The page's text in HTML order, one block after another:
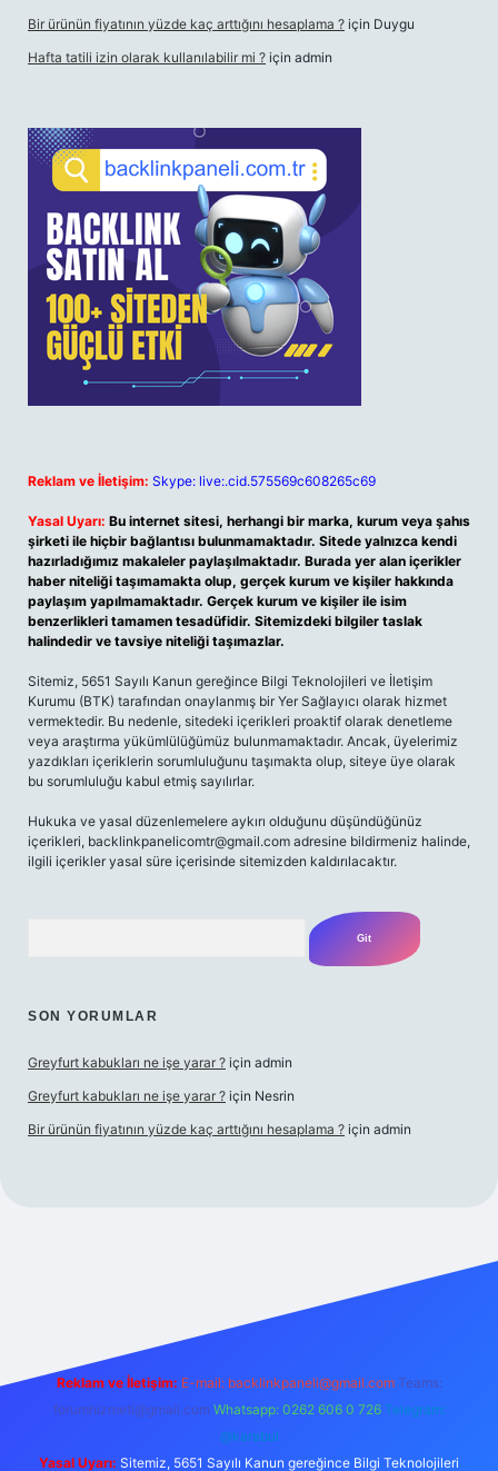
Bir ürünün fiyatının yüzde kaç arttığını hesaplama ? için Duygu
Hafta tatili izin olarak kullanılabilir mi ? için admin
Reklam ve İletişim: Skype: live:.cid.575569c608265c69
Yasal Uyarı: Bu internet sitesi, herhangi bir marka, kurum veya şahıs
şirketi ile hiçbir bağlantısı bulunmamaktadır. Sitede yalnızca kendi
hazırladığımız makaleler paylaşılmaktadır. Burada yer alan içerikler
haber niteliği taşımamakta olup, gerçek kurum ve kişiler hakkında
paylaşım yapılmamaktadır. Gerçek kurum ve kişiler ile isim
benzerlikleri tamamen tesadüfidir. Sitemizdeki bilgiler taslak
halindedir ve tavsiye niteliği taşımazlar.
Sitemiz, 5651 Sayılı Kanun gereğince Bilgi Teknolojileri ve İletişim
Kurumu (BTK) tarafından onaylanmış bir Yer Sağlayıcı olarak hizmet
vermektedir. Bu nedenle, sitedeki içerikleri proaktif olarak denetleme
veya araştırma yükümlülüğümüz bulunmamaktadır. Ancak, üyelerimiz
yazdıkları içeriklerin sorumluluğunu taşımakta olup, siteye üye olarak
bu sorumluluğu kabul etmiş sayılırlar.
Hukuka ve yasal düzenlemelere aykırı olduğunu düşündüğünüz
içerikleri, backlinkpanelicomtr@gmail.com adresine bildirmeniz halinde,
ilgili içerikler yasal süre içerisinde sitemizden kaldırılacaktır.
SON YORUMLAR
Greyfurt kabukları ne işe yarar ? için admin
Greyfurt kabukları ne işe yarar ? için Nesrin
Bir ürünün fiyatının yüzde kaç arttığını hesaplama ? için admin
Reklam ve İletişim: E-mail: backlinkpaneli@gmail.com Teams:
forumhizmeti@gmail.com Whatsapp: 0262 606 0 726 Telegram:
@karabul
Yasal Uyarı: Sitemiz, 5651 Sayılı Kanun gereğince Bilgi Teknolojileri